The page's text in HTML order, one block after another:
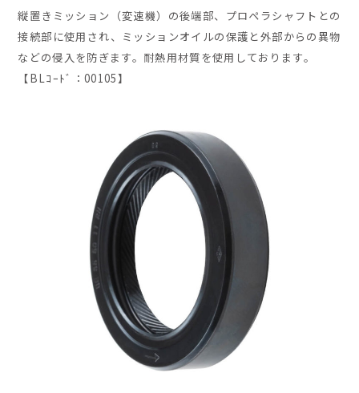
縦置きミッション（変速機）の後端部、プロペラシャフトとの
接続部に使用され、ミッションオイルの保護と外部からの異物
などの侵入を防ぎます。耐熱用材質を使用しております。
【BLｺｰﾄﾞ：00105】